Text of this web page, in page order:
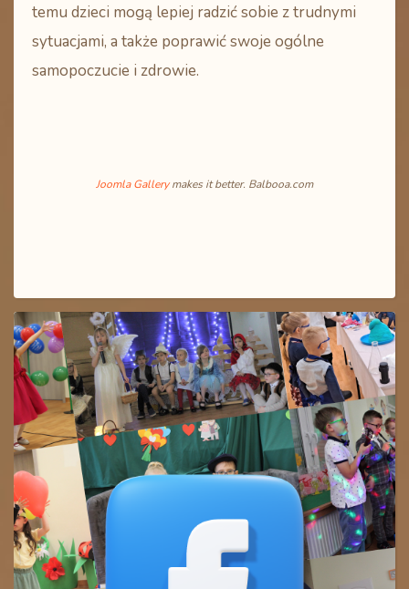
temu dzieci mogą lepiej radzić sobie z trudnymi
sytuacjami, a także poprawić swoje ogólne
samopoczucie i zdrowie.
Joomla Gallerymakes it better. Balbooa.com